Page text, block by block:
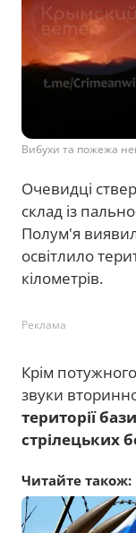
Вибухи та пожежа
Очевидці
склад із
Полум'я
освітлило
кілометрів.
Реклама
Крім
звуки
території
стрілецьких
Читайте також: